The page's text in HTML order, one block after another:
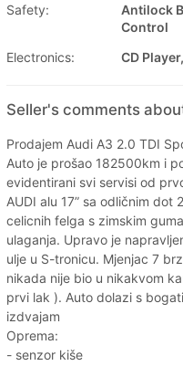
Safety:
Antilock
Control
Electronics:
CD
Seller's comments
Prodajem Audi A3 2.0 TDI
Auto je prošao 182500km i
evidentirani svi servisi od
AUDI alu 17” sa odličnim
celicnih felga s zimskim
ulaganja. Upravo je
ulje u S-tronicu. Mjenjac 7
nikada nije bio u nikakvom
prvi lak ). Auto dolazi s
izdvajam
Oprema:
- senzor kiše